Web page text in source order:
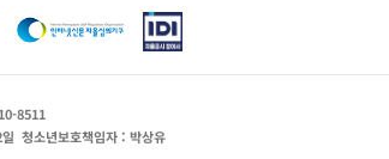
8511
청소년보호책임자 : 박상유